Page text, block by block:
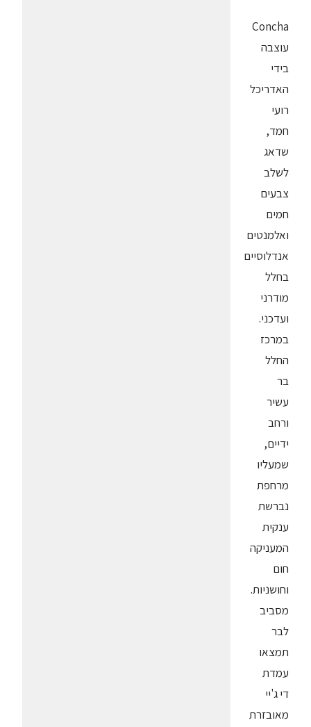
Concha
עוצבה
בידי
האדריכל
רועי
חמד,
שדאג
לשלב
צבעים
חמים
ואלמנטים
אנדלוסיים
בחלל
מודרני
ועדכני.
במרכז
החלל
בר
עשיר
ורחב
ידיים,
שמעליו
מרחפת
נברשת
ענקית
המעניקה
חום
וחושניות.
מסביב
לבר
תמצאו
עמדת
די ג'יי
מאובזרת